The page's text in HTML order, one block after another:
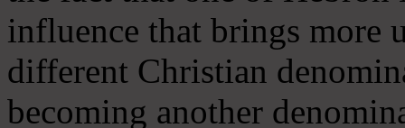
influence that brings more
different Christian
becoming another